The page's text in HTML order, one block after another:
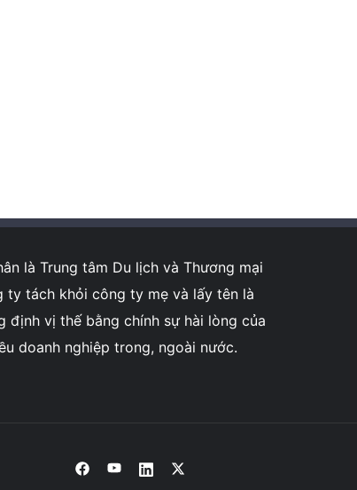
là Trung tâm Du lịch và Thương mại
ty tách khỏi công ty mẹ và lấy tên là
định vị thế bằng chính sự hài lòng của
doanh nghiệp trong, ngoài nước.